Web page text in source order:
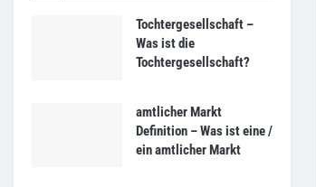
Tochtergesellschaft –
Was ist die
Tochtergesellschaft?
amtlicher Markt
Definition – Was ist eine /
ein amtlicher Markt